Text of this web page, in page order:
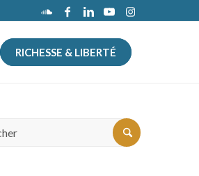
RICHESSE & LIBERTÉ